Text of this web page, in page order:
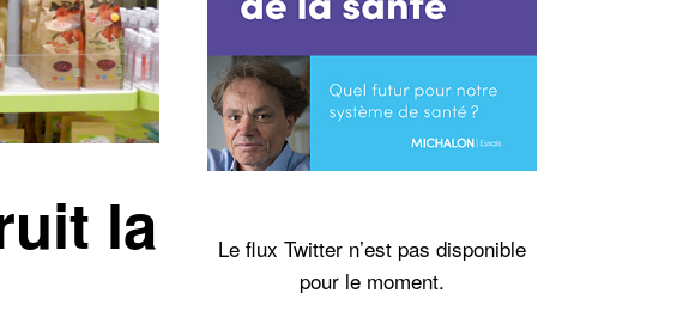
la
Le flux Twitter n’est pas disponible
pour le moment.